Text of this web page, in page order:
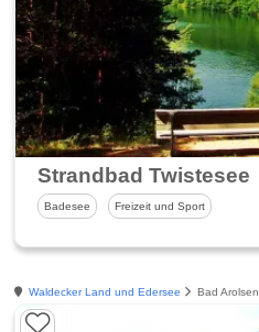
Strandbad Twistesee
Badesee Freizeit und Sport
Waldecker Land und Edersee Bad Arolsen